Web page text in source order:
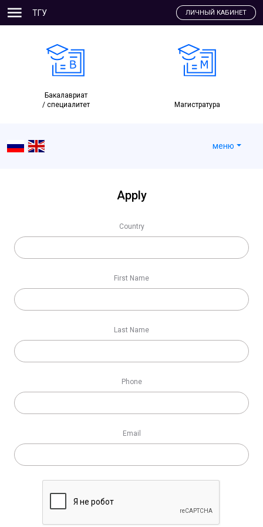
ТГУ ЛИЧНЫЙ КАБИНЕТ
Бакалавриат
/ специалитет
Магистратура
меню
Apply
Сountry
First Name
Last Name
Phone
Email